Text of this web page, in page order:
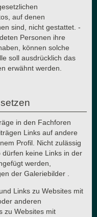
auf denen
sind, nicht gestattet. -
Personen ihre
können solche
soll ausdrücklich das
erwähnt werden.
in den Fachforen
Links auf andere
Profil. Nicht zulässig
dürfen keine Links in der
werden,
der Galeriebilder .
Links zu Websites mit
anderen
zu Websites mit